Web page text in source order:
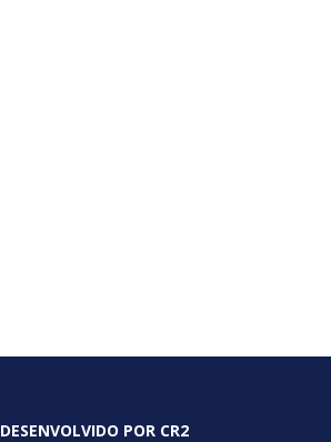
DESENVOLVIDO POR CR2